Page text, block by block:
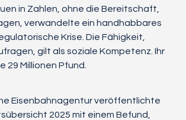
in Zahlen, ohne die Bereitschaft,
verwandelte ein handhabbares
Krise. Die Fähigkeit,
gilt als soziale Kompetenz. Ihr
29 Millionen Pfund.
Eisenbahnagentur veröffentlichte
2025 mit einem Befund,